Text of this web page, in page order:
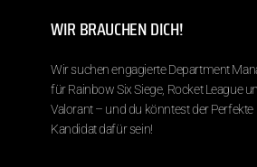
Chief Marketing Officer
WIR BRAUCHEN DICH!
Wir suchen engagierte Department
für Rainbow Six Siege, Rocket League
Valorant – und du könntest der Perfekte
Kandidat dafür sein!